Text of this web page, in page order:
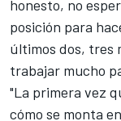
honesto, no
posición para
últimos dos, tres
trabajar mucho
"La primera vez
cómo se monta